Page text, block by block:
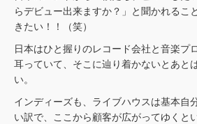
らデビュー出来ますか？」と聞かれるこ
きたい！！（笑）
日本はひと握りのレコード会社と音楽プ
耳っていて、そこに辿り着かないとあと
い。
インディーズも、ライブハウスは基本自
い訳で、ここから顧客が広がってゆくと